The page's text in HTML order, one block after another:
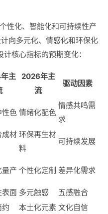
性化、智能化和可持续性产
向多元化、情感化和环保化
核心指标的预期变化：
主
2026年主
流
驱动因素
性色 情绪化配色
情感共鸣需
求
成材 环保再生材
料
可持续发展
产 个性化定制 差异化需求
表面 多元触感
五感融合
约 本土化元素 文化自信